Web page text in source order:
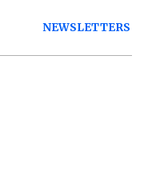
NEWSLETTERS